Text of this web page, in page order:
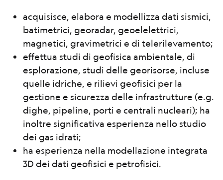
acquisisce, elabora e modellizza dati sismici,
batimetrici, georadar, geoelelettrici,
magnetici, gravimetrici e di telerilevamento;
effettua studi di geofisica ambientale, di
esplorazione, studi delle georisorse, incluse
quelle idriche, e rilievi geofisici per la
gestione e sicurezza delle infrastrutture (e.g.
dighe, pipeline, porti e centrali nucleari); ha
inoltre significativa esperienza nello studio
dei gas idrati;
ha esperienza nella modellazione integrata
3D dei dati geofisici e petrofisici.